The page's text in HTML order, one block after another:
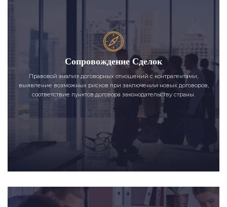
Сопровождение Сделок
Правовой анализ договорных отношений с контрагентами,
выявление возможных рисков при заключении новых договоров,
соответствие пунктов договора законодательству страны.